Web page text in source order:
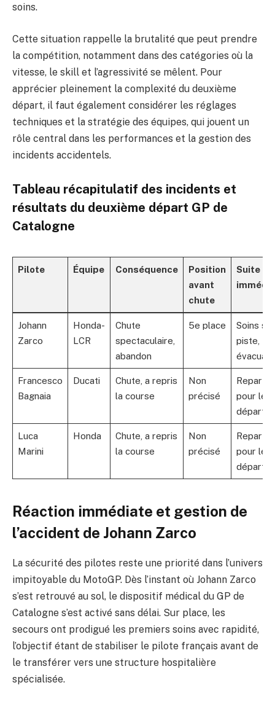
soins.
Cette situation rappelle la brutalité que peut prendre
la compétition, notamment dans des catégories où la
vitesse, le skill et l’agressivité se mêlent. Pour
apprécier pleinement la complexité du deuxième
départ, il faut également considérer les réglages
techniques et la stratégie des équipes, qui jouent un
rôle central dans les performances et la gestion des
incidents accidentels.
Tableau récapitulatif des incidents et
résultats du deuxième départ GP de
Catalogne
Pilote Équipe Conséquence
Position
avant
chute
Suite
Johann
Zarco
Honda-
LCR
Chute
spectaculaire,
abandon
5e place
Soins sur
piste,
Francesco
Bagnaia
Ducati
Chute, a repris
la course
Non
précisé
Reparti
pour le
départ
Luca
Marini
Honda
Chute, a repris
la course
Non
précisé
Reparti
pour le
départ
Réaction immédiate et gestion de
l’accident de Johann Zarco
La sécurité des pilotes reste une priorité dans l’univers
impitoyable du MotoGP. Dès l’instant où Johann Zarco
s’est retrouvé au sol, le dispositif médical du GP de
Catalogne s’est activé sans délai. Sur place, les
secours ont prodigué les premiers soins avec rapidité,
l’objectif étant de stabiliser le pilote français avant de
le transférer vers une structure hospitalière
spécialisée.